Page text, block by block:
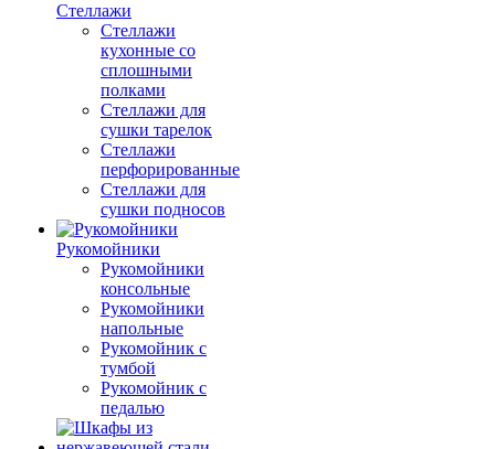
Стеллажи
Стеллажи
кухонные со
сплошными
полками
Стеллажи для
сушки тарелок
Стеллажи
перфорированные
Стеллажи для
сушки подносов
Рукомойники
Рукомойники
консольные
Рукомойники
напольные
Рукомойник с
тумбой
Рукомойник с
педалью